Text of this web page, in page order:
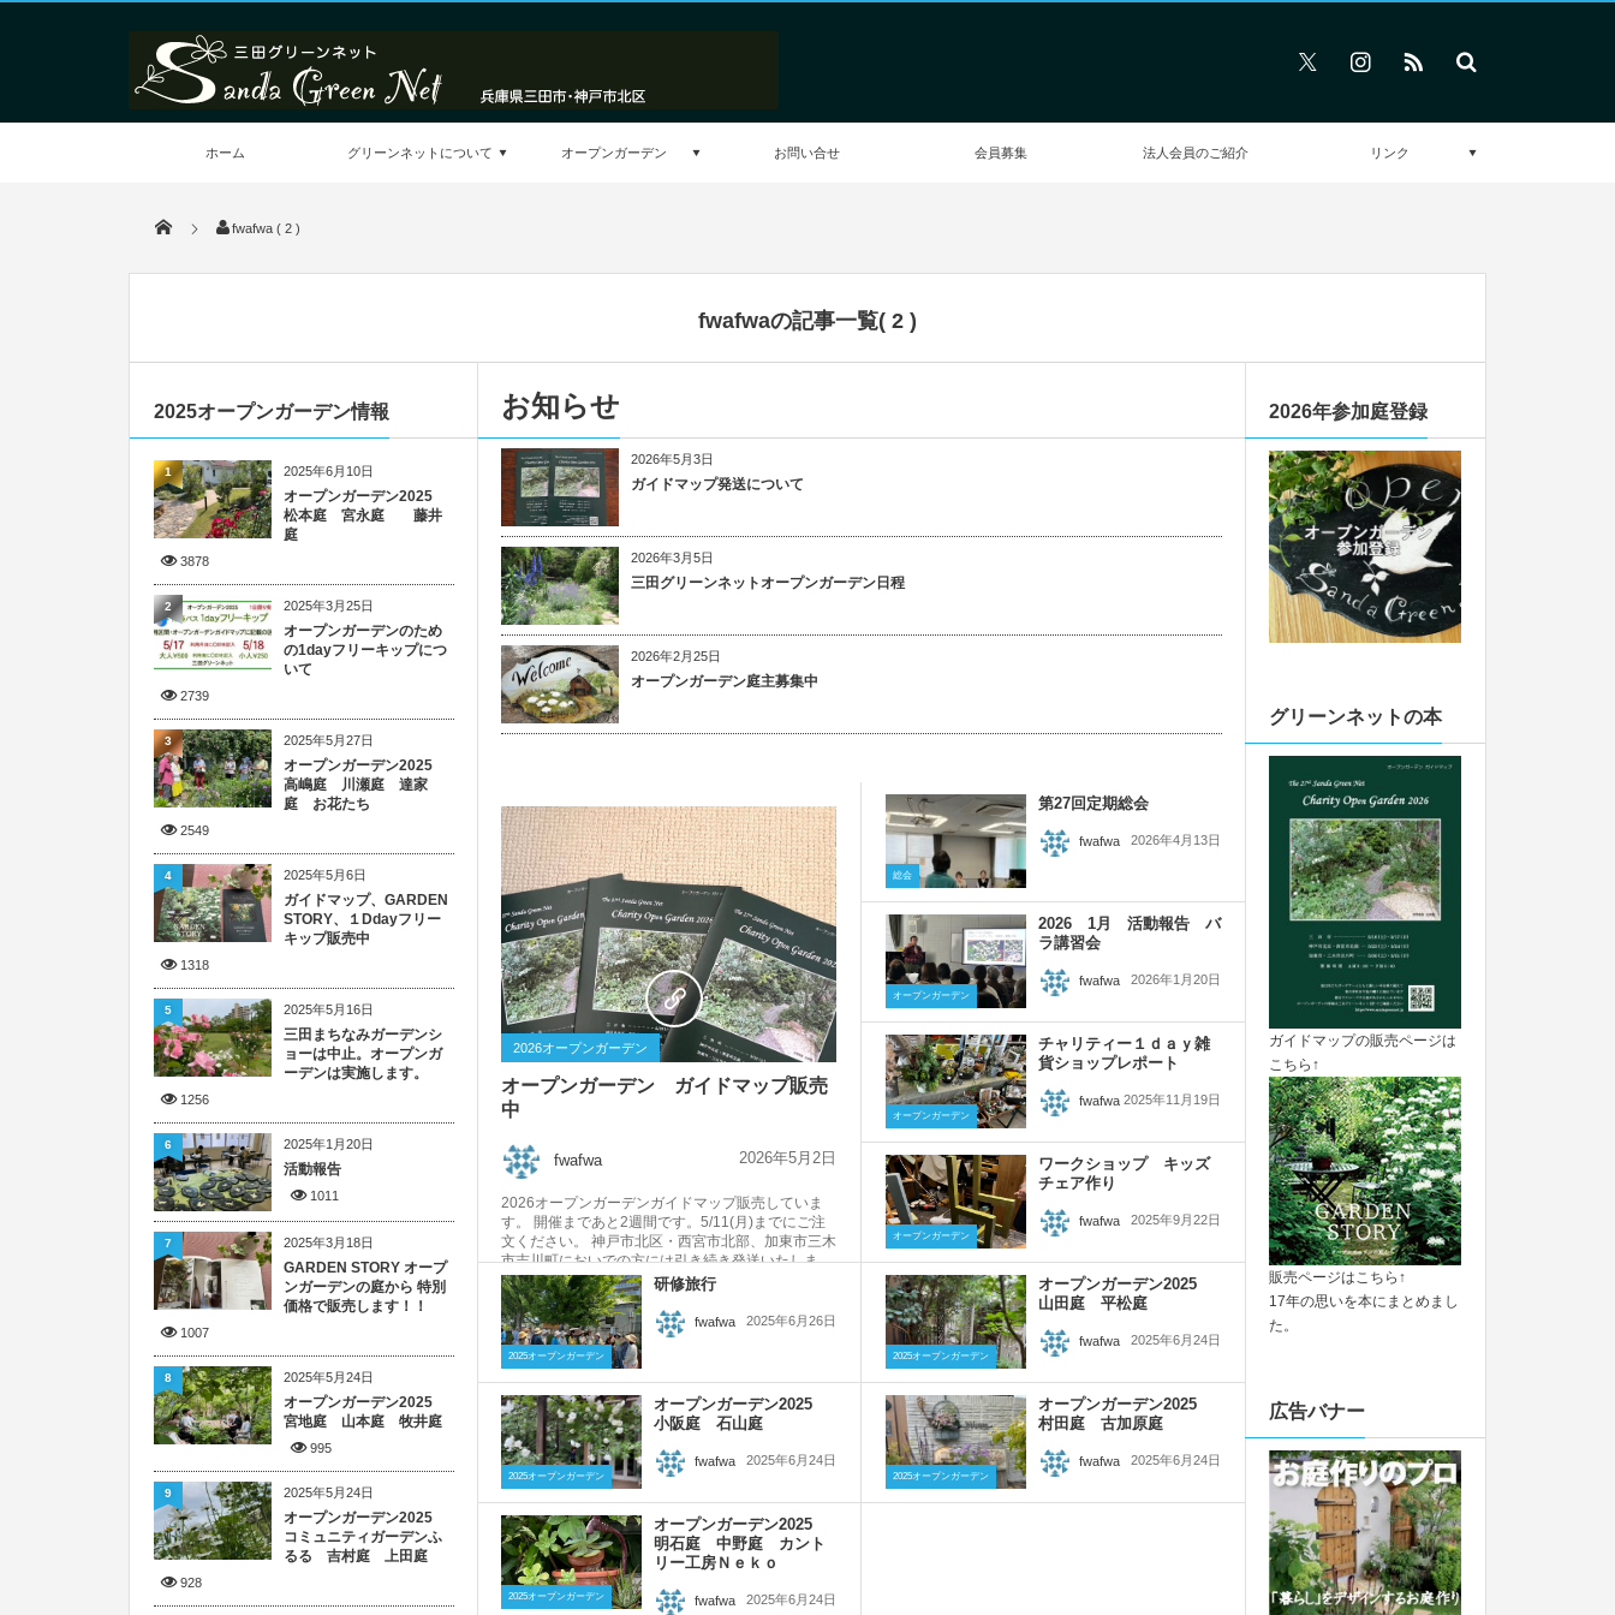
ホーム グリーンネットについて オープンガーデン お問い合せ 会員募集 法人会員のご紹介 リンク
fwafwa ( 2 )
fwafwaの記事一覧( 2 )
お知らせ
2026年5月3日
ガイドマップ発送について
2026年3月5日
三田グリーンネットオープンガーデン日程
2026年2月25日
オープンガーデン庭主募集中
2026オープンガーデン
0
オープンガーデン ガイドマップ販売
中
fwafwa 2026年5月2日
2026オープンガーデンガイドマップ販売していま
す。 開催まであと2週間です。5/11(月)までにご注
文ください。 神戸市北区・西宮市北部、加東市三木
市吉川町においでの方には引き続き発送いたしま
す。
総会
第27回定期総会
fwafwa 2026年4月13日
オープンガーデン
2026 1月 活動報告 バ
ラ講習会
fwafwa 2026年1月20日
オープンガーデン
チャリティー１ｄａｙ雑
貨ショップレポート
fwafwa 2025年11月19日
オープンガーデン
ワークショップ キッズ
チェア作り
fwafwa 2025年9月22日
2025オープンガーデン
研修旅行
fwafwa 2025年6月26日
2025オープンガーデン
オープンガーデン2025
山田庭 平松庭
fwafwa 2025年6月24日
2025オープンガーデン
オープンガーデン2025
小阪庭 石山庭
fwafwa 2025年6月24日
2025オープンガーデン
オープンガーデン2025
村田庭 古加原庭
fwafwa 2025年6月24日
2025オープンガーデン
オープンガーデン2025
明石庭 中野庭 カント
リー工房Ｎｅｋｏ
fwafwa 2025年6月24日
2025オープンガーデン情報
2025年6月10日
オープンガーデン2025
松本庭 宮永庭 藤井
庭
3878
1
2025年3月25日
オープンガーデンのため
の1dayフリーキップにつ
いて
2739
2
2025年5月27日
オープンガーデン2025
高嶋庭 川瀬庭 達家
庭 お花たち
2549
3
2025年5月6日
ガイドマップ、GARDEN
STORY、１Ddayフリー
キップ販売中
1318
4
2025年5月16日
三田まちなみガーデンシ
ョーは中止。オープンガ
ーデンは実施します。
1256
5
2025年1月20日
活動報告
1011
6
2025年3月18日
GARDEN STORY オープ
ンガーデンの庭から 特別
価格で販売します！！
1007
7
2025年5月24日
オープンガーデン2025
宮地庭 山本庭 牧井庭
995
8
2025年5月24日
オープンガーデン2025
コミュニティガーデンふ
るる 吉村庭 上田庭
928
9
2026年参加庭登録
グリーンネットの本
ガイドマップの販売ページは
こちら↑
販売ページはこちら↑
17年の思いを本にまとめまし
た。
広告バナー